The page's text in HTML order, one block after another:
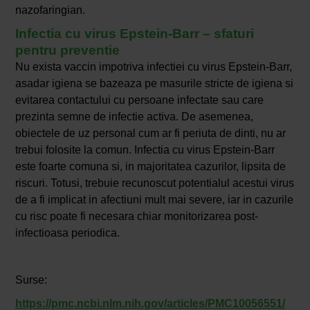
nazofaringian.
Infectia cu virus Epstein-Barr – sfaturi
pentru preventie
Nu exista vaccin impotriva infectiei cu virus Epstein-Barr,
asadar igiena se bazeaza pe masurile stricte de igiena si
evitarea contactului cu persoane infectate sau care
prezinta semne de infectie activa. De asemenea,
obiectele de uz personal cum ar fi periuta de dinti, nu ar
trebui folosite la comun. Infectia cu virus Epstein-Barr
este foarte comuna si, in majoritatea cazurilor, lipsita de
riscuri. Totusi, trebuie recunoscut potentialul acestui virus
de a fi implicat in afectiuni mult mai severe, iar in cazurile
cu risc poate fi necesara chiar monitorizarea post-
infectioasa periodica.
Surse:
https://pmc.ncbi.nlm.nih.gov/articles/PMC10056551/